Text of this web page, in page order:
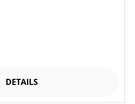
DETAILS